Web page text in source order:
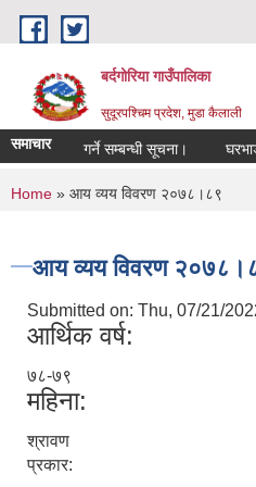
Skip to main content
बर्दगोरिया गाउँपालिका
सुदूरपश्चिम प्रदेश, मुडा कैलाली
समाचारपेश गर्ने सम्बन्धी सूचना।
You are here
Home » आय व्यय विवरण २०७८।८९
आय व्यय विवरण
Submitted on: Thu, 07/21/
आर्थिक वर्ष:
७८-७९
महिना:
श्रावण
प्रकार: